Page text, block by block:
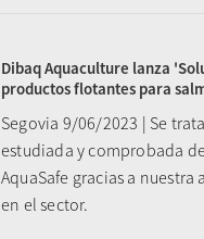
Dibaq Aquaculture lanza
productos flotantes para
Segovia 9/06/2023 | Se
estudiada y comprobada
AquaSafe gracias a
en el sector.